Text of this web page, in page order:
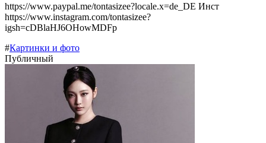
https://www.paypal.me/tontasizee?locale.x=de_DE Инст
https://www.instagram.com/tontasizee?
igsh=cDBlaHJ6OHowMDFp
#Картинки и фото
Публичный